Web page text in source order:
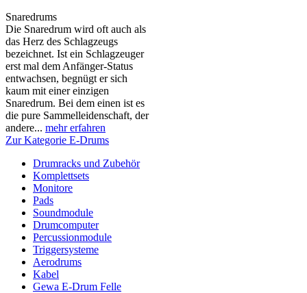
Snaredrums
Die Snaredrum wird oft auch als
das Herz des Schlagzeugs
bezeichnet. Ist ein Schlagzeuger
erst mal dem Anfänger-Status
entwachsen, begnügt er sich
kaum mit einer einzigen
Snaredrum. Bei dem einen ist es
die pure Sammelleidenschaft, der
andere... mehr erfahren
Zur Kategorie E-Drums
Drumracks und Zubehör
Komplettsets
Monitore
Pads
Soundmodule
Drumcomputer
Percussionmodule
Triggersysteme
Aerodrums
Kabel
Gewa E-Drum Felle